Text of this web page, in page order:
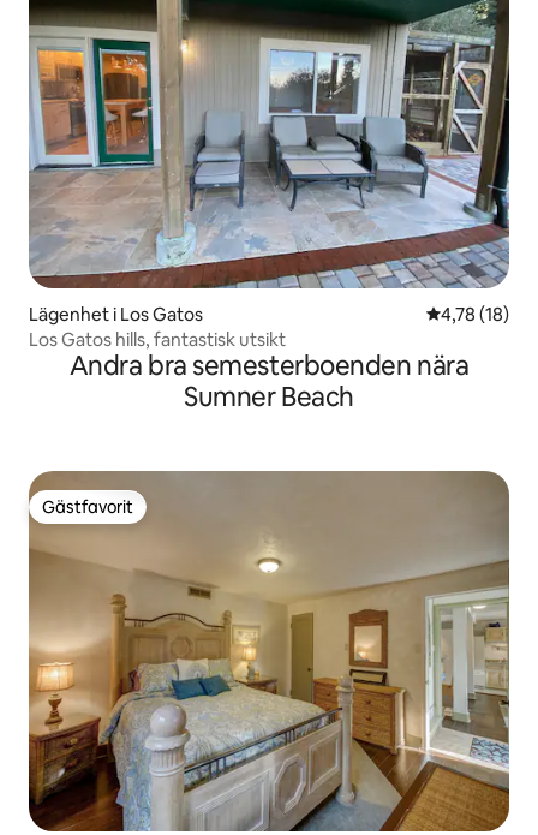
Lägenhet i Los Gatos 4,78 av 5 i
4,78 (18)
Los Gatos hills, fantastisk utsikt
Andra bra semesterboenden nära
Sumner Beach
Gästfavorit
Gästfavorit